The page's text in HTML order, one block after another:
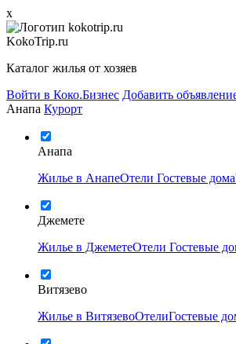
x
KokoTrip.ru
Каталог жилья от хозяев
Войти в Коко.Бизнес Добавить
Анапа Курорт
Анапа
Жилье в АнапеОтели Гостевые дома
Джемете
Жилье в ДжеметеОтели Гостевые
Витязево
Жилье в ВитязевоОтелиГостевые